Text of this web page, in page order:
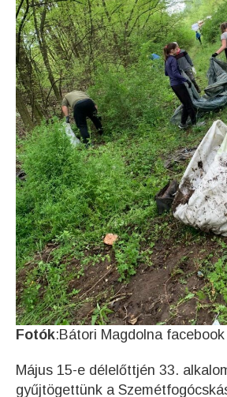
Fotók:Bátori Magdolna
Május 15-e délelőttjén 33.
gyűjtögettünk a